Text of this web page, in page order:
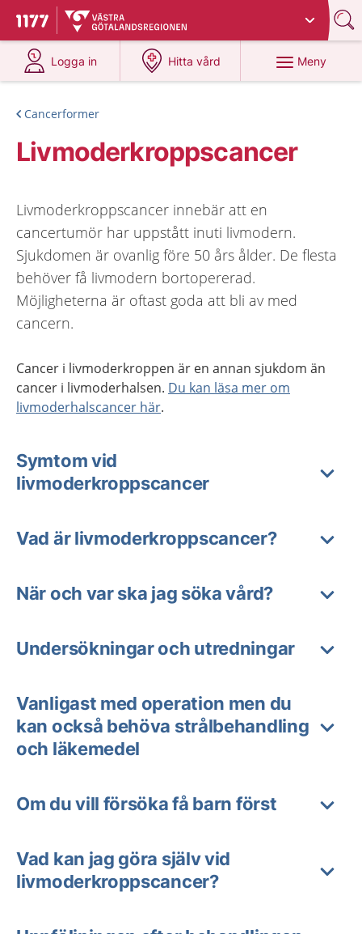
Till startsidan för 1177
Du har valt region
Logga in
på 1177.se
Hitta vård
på 1177.se
Meny
Cancerformer
Livmoderkroppscancer
Livmoderkroppscancer innebär att en
cancertumör har uppstått inuti livmodern.
Sjukdomen är ovanlig före 50 års ålder. De flesta
behöver få livmodern bortopererad.
Möjligheterna är oftast goda att bli av med
cancern.
Cancer i livmoderkroppen är en annan sjukdom än
cancer i livmoderhalsen. Du kan läsa mer om
livmoderhalscancer här.
Symtom vid
livmoderkroppscancer
Vad är livmoderkroppscancer?
När och var ska jag söka vård?
Undersökningar och utredningar
Vanligast med operation men du
kan också behöva strålbehandling
och läkemedel
Om du vill försöka få barn först
Vad kan jag göra själv vid
livmoderkroppscancer?